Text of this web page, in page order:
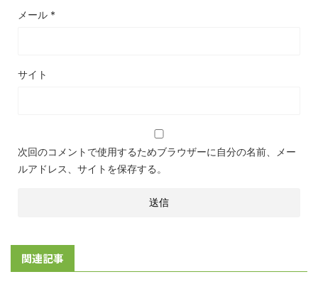
メール *
サイト
次回のコメントで使用するためブラウザーに自分の名前、メー
ルアドレス、サイトを保存する。
関連記事